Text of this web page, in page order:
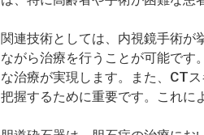
関連技術としては、内視鏡手術が
ながら治療を行うことが可能です
な治療が実現します。また、CT
把握するために重要です。これに